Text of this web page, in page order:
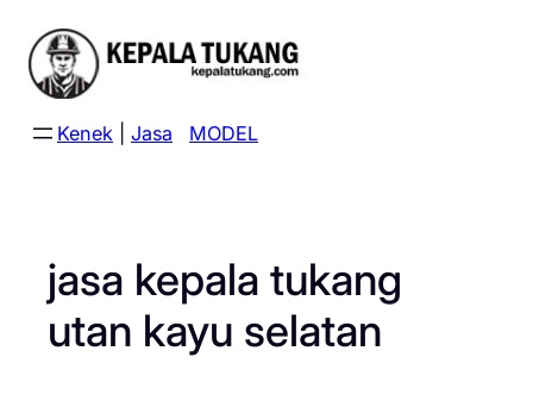
content
Kenek Jasa MODEL
jasa kepala tukang
utan kayu selatan